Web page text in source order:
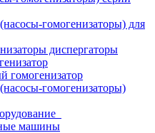
гомогенизаторы) для
диспергаторы
гомогенизаторы)
машины